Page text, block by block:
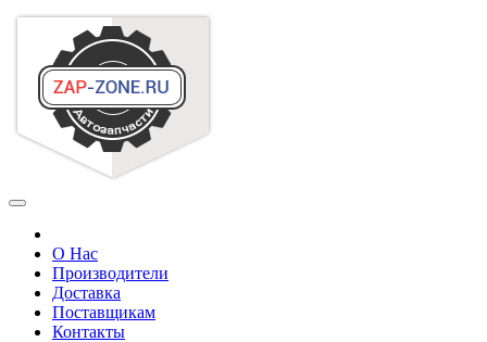
О Нас
Производители
Доставка
Поставщикам
Контакты